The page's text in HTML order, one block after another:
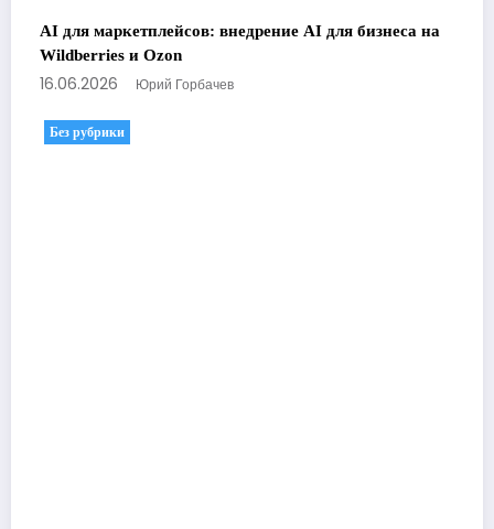
AI для маркетплейсов: внедрение AI для бизнеса на
Wildberries и Ozon
16.06.2026 Юрий Горбачев
Без рубрики